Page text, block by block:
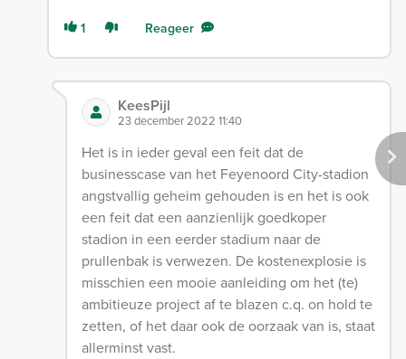
1 Reageer
KeesPijl
23 december 2022 11:40
Het is in ieder geval een feit dat de
businesscase van het Feyenoord City-stadion
angstvallig geheim gehouden is en het is ook
een feit dat een aanzienlijk goedkoper
stadion in een eerder stadium naar de
prullenbak is verwezen. De kostenexplosie is
misschien een mooie aanleiding om het (te)
ambitieuze project af te blazen c.q. on hold te
zetten, of het daar ook de oorzaak van is, staat
allerminst vast.